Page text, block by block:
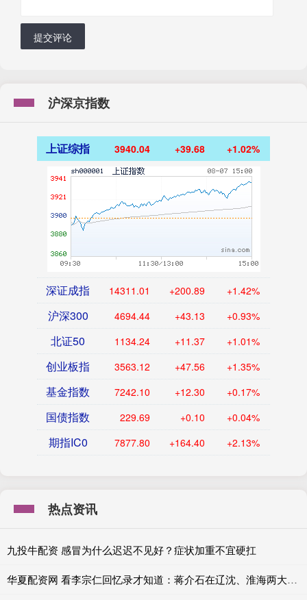
提交评论
沪深京指数
上证综指 3940.04 +39.68 +1.02%
深证成指 14311.01 +200.89 +1.42%
沪深300 4694.44 +43.13 +0.93%
北证50 1134.24 +11.37 +1.01%
创业板指 3563.12 +47.56 +1.35%
基金指数 7242.10 +12.30 +0.17%
国债指数 229.69 +0.10 +0.04%
期指IC0 7877.80 +164.40 +2.13%
热点资讯
九投牛配资 感冒为什么迟迟不见好？症状加重不宜硬扛
华夏配资网 看李宗仁回忆录才知道：蒋介石在辽沈、淮海两大战役中想消灭的三支杂牌部队，为何只有一个军浴火重生？